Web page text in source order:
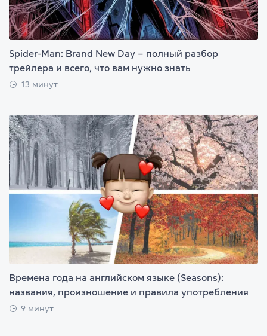
Spider-Man: Brand New Day – полный разбор
трейлера и всего, что вам нужно знать
13 минут
Времена года на английском языке (Seasons):
названия, произношение и правила употребления
9 минут